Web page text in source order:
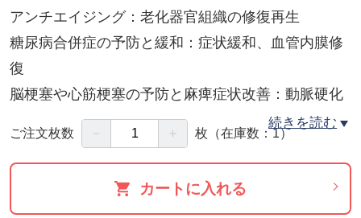
アンチエイジング：老化器官組織の修復再生
糖尿病合併症の予防と緩和：症状緩和、血管内膜修
復
脳梗塞や心筋梗塞の予防と麻痺症状改善：動脈硬化
慢性肺閉塞：慢性気管支炎の炎症反応抑制
アレルギー：炎症反応抑制、組織修復
自己免疫疾患：免疫の過剰反応と炎症反応抑制
続きを読む
ご注文枚数 － ＋ 枚 （在庫数：1）
カートに入れる